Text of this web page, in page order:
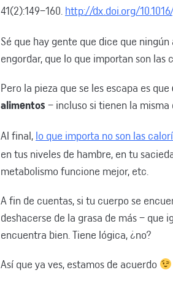
41(2):149–160. http://dx.doi.org/
Sé que hay gente que dice que
engordar, que lo que importan son las
Pero la pieza que se les escapa es que
alimentos – incluso si tienen la
Al final, lo que importa no son las
en tus niveles de hambre, en tu
metabolismo funcione mejor, etc.
A fin de cuentas, si tu cuerpo se
deshacerse de la grasa de más – que
encuentra bien. Tiene lógica, ¿no?
Así que ya ves, estamos de acuerdo